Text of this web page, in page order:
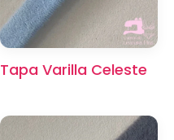
Tapa Varilla Celeste